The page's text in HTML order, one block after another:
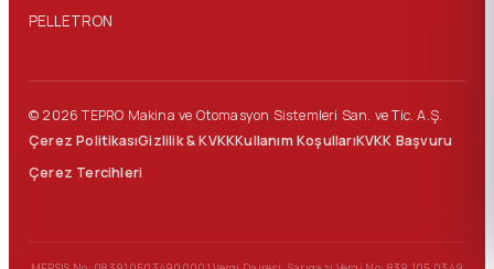
PELLETRON
© 2026 TEPRO Makina ve Otomasyon Sistemleri San. ve Tic. A.Ş.
Çerez PolitikasıGizlilik & KVKKKullanım KoşullarıKVKK Başvuru
Çerez Tercihleri